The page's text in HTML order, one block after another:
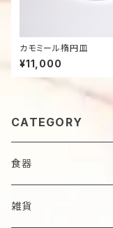
カモミール楕円皿
¥11,000
CATEGORY
食器
鉢
雑貨